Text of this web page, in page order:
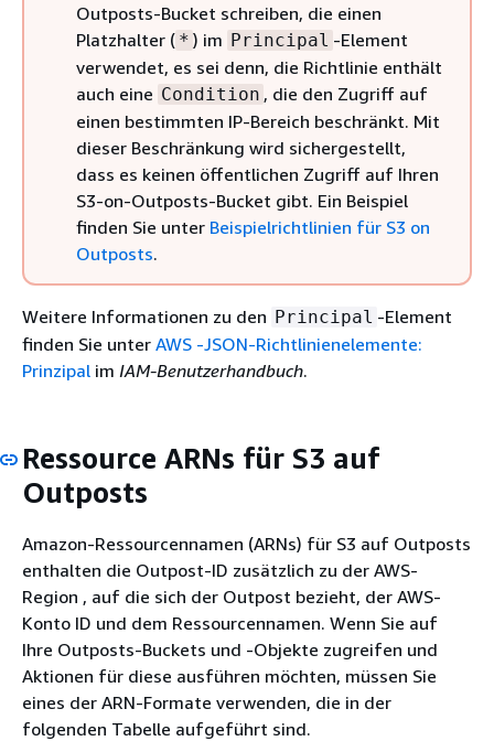
Outposts-Bucket schreiben, die einen
Platzhalter ( * ) im Principal -Element
verwendet, es sei denn, die Richtlinie enthält
auch eine Condition , die den Zugriff auf
einen bestimmten IP-Bereich beschränkt. Mit
dieser Beschränkung wird sichergestellt,
dass es keinen öffentlichen Zugriff auf Ihren
S3-on-Outposts-Bucket gibt. Ein Beispiel
finden Sie unter Beispielrichtlinien für S3 on
Outposts.
Weitere Informationen zu den Principal -Element
finden Sie unter AWS -JSON-Richtlinienelemente:
Prinzipal im IAM-Benutzerhandbuch.
Ressource ARNs für S3 auf
Outposts
Amazon-Ressourcennamen (ARNs) für S3 auf Outposts
enthalten die Outpost-ID zusätzlich zu der AWS-
Region , auf die sich der Outpost bezieht, der AWS-
Konto ID und dem Ressourcennamen. Wenn Sie auf
Ihre Outposts-Buckets und -Objekte zugreifen und
Aktionen für diese ausführen möchten, müssen Sie
eines der ARN-Formate verwenden, die in der
folgenden Tabelle aufgeführt sind.